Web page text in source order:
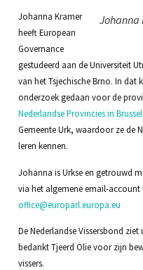
Johanna
Johanna Kramer
heeft European
Governance
gestudeerd aan de Universiteit
van het Tsjechische Brno. In dat
onderzoek gedaan voor de
Nederlandse Provincies in Brussel
Gemeente Urk, waardoor ze de
leren kennen.
Johanna is Urkse en getrouwd
via het algemene email-account
office@europarl.europa.eu
De Nederlandse Vissersbond
bedankt Tjeerd Olie voor zijn
vissers.